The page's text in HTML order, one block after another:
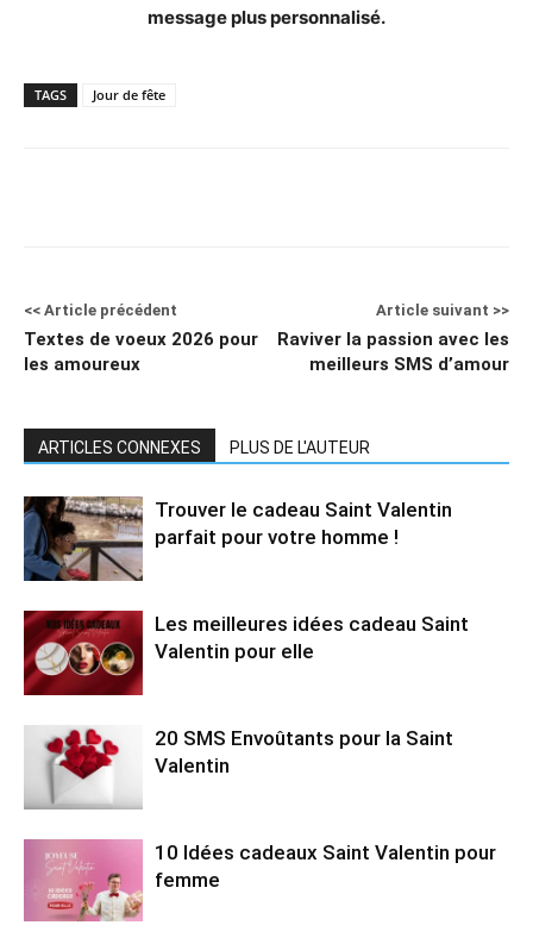
message plus personnalisé.
TAGS Jour de fête
<< Article précédent
Textes de voeux 2026 pour
les amoureux
Article suivant >>
Raviver la passion avec les
meilleurs SMS d’amour
ARTICLES CONNEXES PLUS DE L'AUTEUR
Trouver le cadeau Saint Valentin
parfait pour votre homme !
Les meilleures idées cadeau Saint
Valentin pour elle
20 SMS Envoûtants pour la Saint
Valentin
10 Idées cadeaux Saint Valentin pour
femme